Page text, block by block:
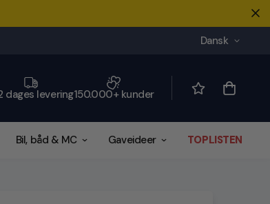
Dansk
dages levering150.000+ kunder
Bil, båd & MC Gaveideer TOPLISTEN